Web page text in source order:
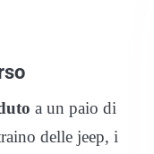
a un paio di
delle jeep, i